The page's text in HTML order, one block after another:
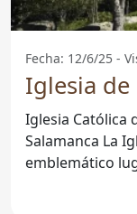
Fecha: 12/6/25 -
Iglesia
Iglesia Católica
Salamanca La Iglesia de San Martín es un
emblemático